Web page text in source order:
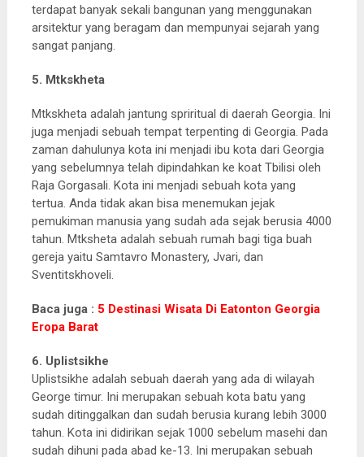
terdapat banyak sekali bangunan yang menggunakan
arsitektur yang beragam dan mempunyai sejarah yang
sangat panjang.
5. Mtkskheta
Mtkskheta adalah jantung spriritual di daerah Georgia. Ini
juga menjadi sebuah tempat terpenting di Georgia. Pada
zaman dahulunya kota ini menjadi ibu kota dari Georgia
yang sebelumnya telah dipindahkan ke koat Tbilisi oleh
Raja Gorgasali. Kota ini menjadi sebuah kota yang
tertua. Anda tidak akan bisa menemukan jejak
pemukiman manusia yang sudah ada sejak berusia 4000
tahun. Mtksheta adalah sebuah rumah bagi tiga buah
gereja yaitu Samtavro Monastery, Jvari, dan
Sventitskhoveli.
Baca juga : 5 Destinasi Wisata Di Eatonton Georgia
Eropa Barat
6. Uplistsikhe
Uplistsikhe adalah sebuah daerah yang ada di wilayah
George timur. Ini merupakan sebuah kota batu yang
sudah ditinggalkan dan sudah berusia kurang lebih 3000
tahun. Kota ini didirikan sejak 1000 sebelum masehi dan
sudah dihuni pada abad ke-13. Ini merupakan sebuah